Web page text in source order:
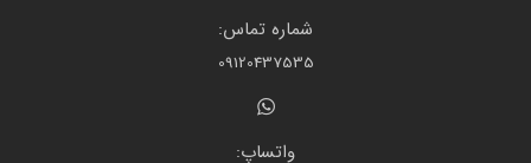
شماره تماس:
09120437535
واتساپ: